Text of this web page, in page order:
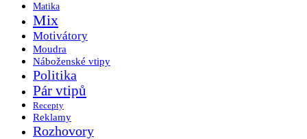
Matika
Mix
Motivátory
Moudra
Náboženské vtipy
Politika
Pár vtipů
Recepty
Reklamy
Rozhovory